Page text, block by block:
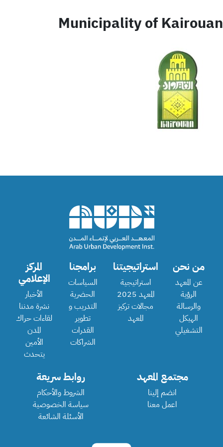
Municipality of Kairouan
من نحن
عن المعهد
الرؤية
والرسالة
الهيكل
التشغيلي
استراتيجيتنا
استراتيجية
المعهد 2025
مجالات تركيز
المعهد
برامجنا
السياسات
الحضرية
التدريب و
تطوير
القدرات
الشراكات
المركز
الإعلامي
الأخبار
نشرة مدننا
لقاءات حراك
المدن
الأمين
يتحدث
مجتمع المعهد
انضم إلينا
اعمل معنا
روابط سريعة
الشروط والأحكام
سياسة الخصوصية
الأسئلة الشائعة